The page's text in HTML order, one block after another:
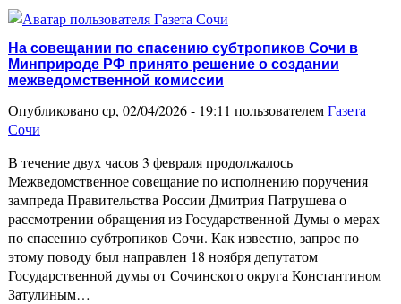
На совещании по спасению субтропиков Сочи в
Минприроде РФ принято решение о создании
межведомственной комиссии
Опубликовано ср, 02/04/2026 - 19:11 пользователемГазета
Сочи
В течение двух часов 3 февраля продолжалось
Межведомственное совещание по исполнению поручения
зампреда Правительства России Дмитрия Патрушева о
рассмотрении обращения из Государственной Думы о мерах
по спасению субтропиков Сочи. Как известно, запрос по
этому поводу был направлен 18 ноября депутатом
Государственной думы от Сочинского округа Константином
Затулиным…